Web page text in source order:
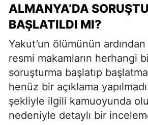
ALMANYA’DA
BAŞLATILDI MI?
Yakut’un ölümünün ardından
resmi makamların herhangi
soruşturma başlatıp
henüz bir açıklama
şekliyle ilgili kamuoyunda
nedeniyle detaylı bir